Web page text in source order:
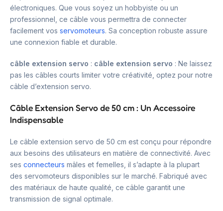
électroniques. Que vous soyez un hobbyiste ou un
professionnel, ce câble vous permettra de connecter
facilement vos servomoteurs. Sa conception robuste assure
une connexion fiable et durable.
câble extension servo : câble extension servo : Ne laissez
pas les câbles courts limiter votre créativité, optez pour notre
câble d’extension servo.
Câble Extension Servo de 50 cm : Un Accessoire
Indispensable
Le câble extension servo de 50 cm est conçu pour répondre
aux besoins des utilisateurs en matière de connectivité. Avec
ses connecteurs mâles et femelles, il s’adapte à la plupart
des servomoteurs disponibles sur le marché. Fabriqué avec
des matériaux de haute qualité, ce câble garantit une
transmission de signal optimale.